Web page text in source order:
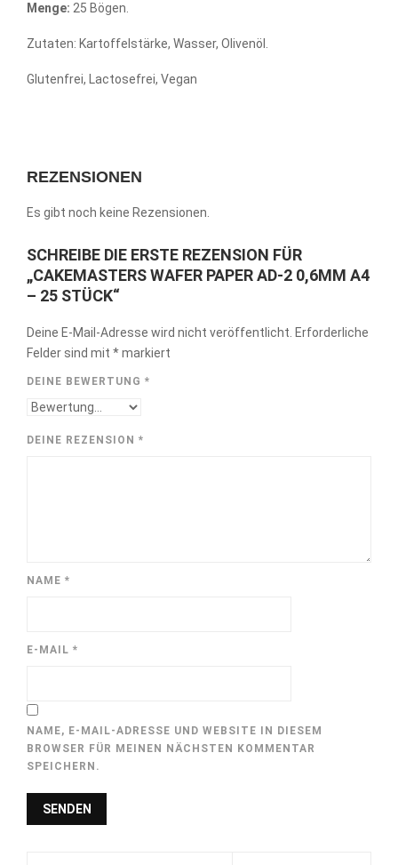
Menge: 25 Bögen.
Zutaten: Kartoffelstärke, Wasser, Olivenöl.
Glutenfrei, Lactosefrei, Vegan
REZENSIONEN
Es gibt noch keine Rezensionen.
SCHREIBE DIE ERSTE REZENSION FÜR
„CAKEMASTERS WAFER PAPER AD-2 0,6MM A4
– 25 STÜCK“
Deine E-Mail-Adresse wird nicht veröffentlicht. Erforderliche
Felder sind mit *markiert
DEINE BEWERTUNG *
DEINE REZENSION *
NAME *
E-MAIL *
NAME, E-MAIL-ADRESSE UND WEBSITE IN DIESEM
BROWSER FÜR MEINEN NÄCHSTEN KOMMENTAR
SPEICHERN.